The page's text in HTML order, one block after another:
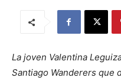
La joven Valentina
Santiago Wanderers que